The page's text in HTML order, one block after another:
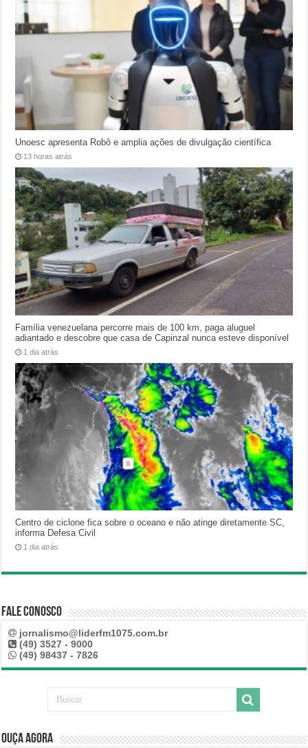
Unoesc apresenta Robô e amplia ações de divulgação científica
13 horas atrás
Família venezuelana percorre mais de 100 km, paga aluguel
adiantado e descobre que casa de Capinzal nunca esteve disponível
1 dia atrás
Centro de ciclone fica sobre o oceano e não atinge diretamente SC,
informa Defesa Civil
1 dia atrás
Fale Conosco
jornalismo@liderfm1075.com.br
(49) 3527 - 9000
(49) 98437 - 7826
Ouça Agora